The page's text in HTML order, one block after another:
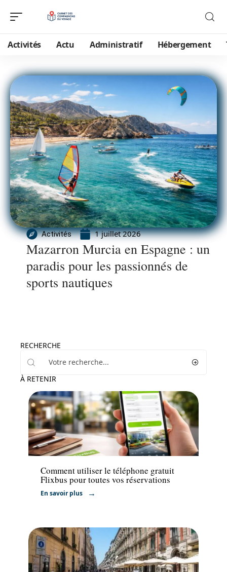
Activités Actu Administratif Hébergement
Activités 1 juillet 2026
Mazarron Murcia en Espagne : un
paradis pour les passionnés de
sports nautiques
RECHERCHE
À RETENIR
Transport
Comment utiliser le téléphone gratuit
Flixbus pour toutes vos réservations
En savoir plus